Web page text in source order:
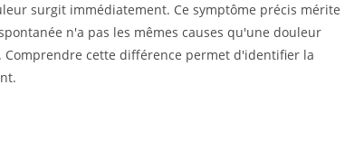
surgit immédiatement. Ce symptôme précis mérite
n'a pas les mêmes causes qu'une douleur
cette différence permet d'identifier la